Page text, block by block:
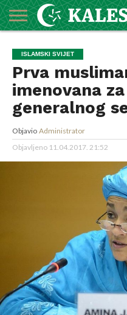
O
MEDŽLISU
DŽEMATI
IMAMI
MEKTEBSKI
CENTAR
VIJESTI
HUTBE
NAJAVE
KALENDAR
KONTAKT
ISLAMSKI SVIJET
Prva
imenovana
generalnog
Objavio Administrator
Objavljeno 11.04.2017. 21:52